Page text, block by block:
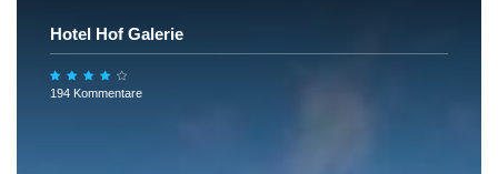
Hotel Hof Galerie
194 Kommentare